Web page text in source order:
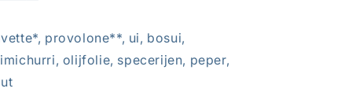
provolone**, ui, bosui,
olijfolie, specerijen, peper,